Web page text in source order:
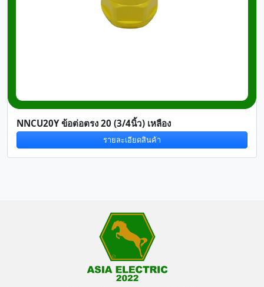
NNCU20Y ข้อต่อตรง 20 (3/4นิ้ว) เหลือง
รายละเอียดสินค้า